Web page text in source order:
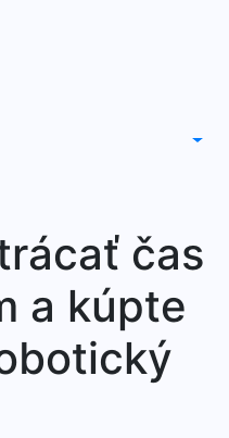
čas
a kúpte